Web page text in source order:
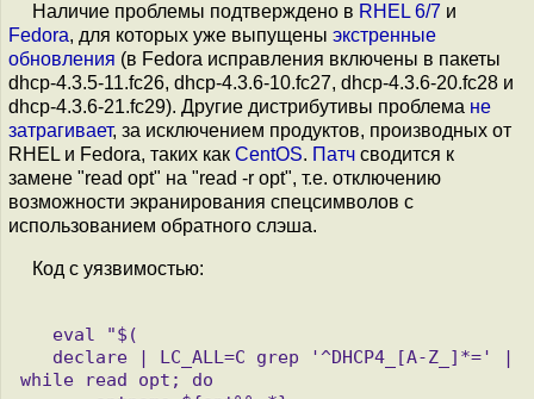
Наличие проблемы подтверждено в RHEL 6/7 и
Fedora, для которых уже выпущены экстренные
обновления (в Fedora исправления включены в пакеты
dhcp-4.3.5-11.fc26, dhcp-4.3.6-10.fc27, dhcp-4.3.6-20.fc28 и
dhcp-4.3.6-21.fc29). Другие дистрибутивы проблема не
затрагивает, за исключением продуктов, производных от
RHEL и Fedora, таких как CentOS. Патч сводится к
замене "read opt" на "read -r opt", т.е. отключению
возможности экранирования спецсимволов с
использованием обратного слэша.
Код с уязвимостью:
while read opt; do